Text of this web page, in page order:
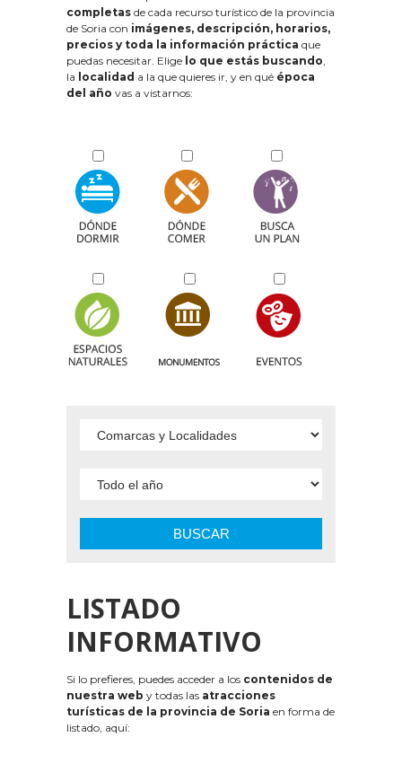
completas de cada recurso turístico de la provincia
de Soria con imágenes, descripción, horarios,
precios y toda la información práctica que
puedas necesitar. Elige lo que estás buscando,
la localidad a la que quieres ir, y en qué época
del año vas a vistarnos:
BUSCAR
LISTADO
INFORMATIVO
Si lo prefieres, puedes acceder a los contenidos de
nuestra web y todas las atracciones
turísticas de la provincia de Soria en forma de
listado, aquí: